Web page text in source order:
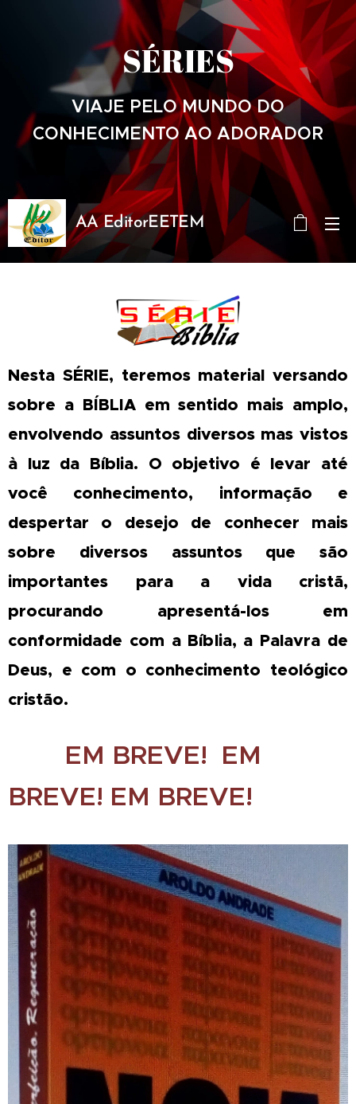
AA EditorEETEM
SÉRIES
VIAJE PELO MUNDO DO
CONHECIMENTO AO ADORADOR
Nesta SÉRIE, teremos material versando
sobre a BÍBLIA em sentido mais amplo,
envolvendo assuntos diversos mas vistos
à luz da Bíblia. O objetivo é levar até
você conhecimento, informação e
despertar o desejo de conhecer mais
sobre diversos assuntos que são
importantes para a vida cristã,
procurando apresentá-los em
conformidade com a Bíblia, a Palavra de
Deus, e com o conhecimento teológico
cristão.
EM BREVE! EM
BREVE! EM BREVE!